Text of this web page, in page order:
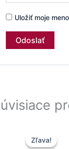
Uložiť moje
Zľava!
Zľava!
cena